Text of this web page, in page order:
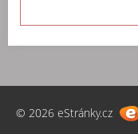
© 2026 eStránky.cz